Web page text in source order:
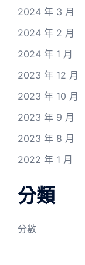
2024 年 3 月
2024 年 2 月
2024 年 1 月
2023 年 12 月
2023 年 10 月
2023 年 9 月
2023 年 8 月
2022 年 1 月
分類
分數